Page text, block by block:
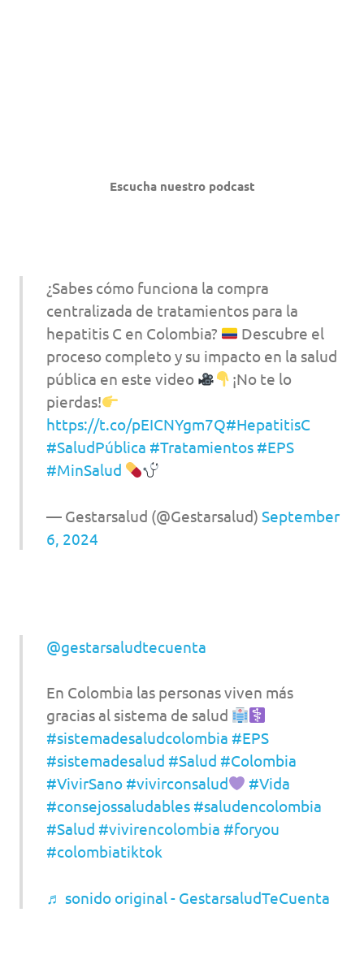
Escucha nuestro podcast
¿Sabes cómo funciona la compra
centralizada de tratamientos para la
hepatitis C en Colombia?
Descubre el
proceso completo y su impacto en la salud
pública en este video
¡No te lo
pierdas!
https://t.co/pEICNYgm7Q#HepatitisC
#SaludPública #Tratamientos #EPS
#MinSalud
— Gestarsalud (@Gestarsalud) September
6, 2024
@gestarsaludtecuenta
En Colombia las personas viven más
gracias al sistema de salud
#sistemadesaludcolombia #EPS
#sistemadesalud #Salud #Colombia
#VivirSano #vivirconsalud
#Vida
#consejossaludables #saludencolombia
#Salud #vivirencolombia #foryou
#colombiatiktok
♬ sonido original - GestarsaludTeCuenta